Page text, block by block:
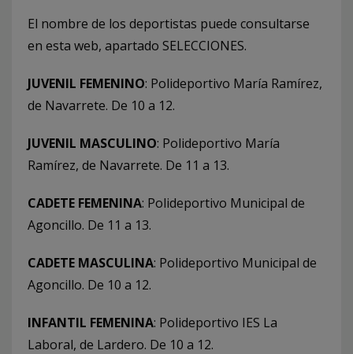
El nombre de los deportistas puede consultarse
en esta web, apartado SELECCIONES.
JUVENIL FEMENINO: Polideportivo María Ramírez,
de Navarrete. De 10 a 12.
JUVENIL MASCULINO: Polideportivo María
Ramírez, de Navarrete. De 11 a 13.
CADETE FEMENINA: Polideportivo Municipal de
Agoncillo. De 11 a 13.
CADETE MASCULINA: Polideportivo Municipal de
Agoncillo. De 10 a 12.
INFANTIL FEMENINA: Polideportivo IES La
Laboral, de Lardero. De 10 a 12.